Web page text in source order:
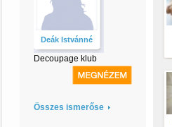
Deák Istvánné
Decoupage klub
Összes ismerőse